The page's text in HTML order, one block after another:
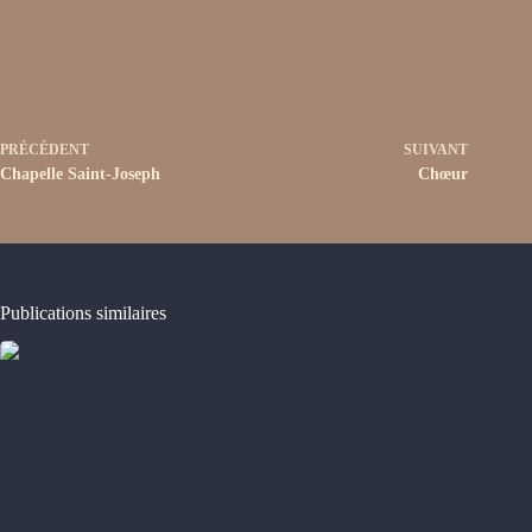
PRÉCÉDENT
Chapelle Saint-Joseph
SUIVANT
Chœur
Publications similaires